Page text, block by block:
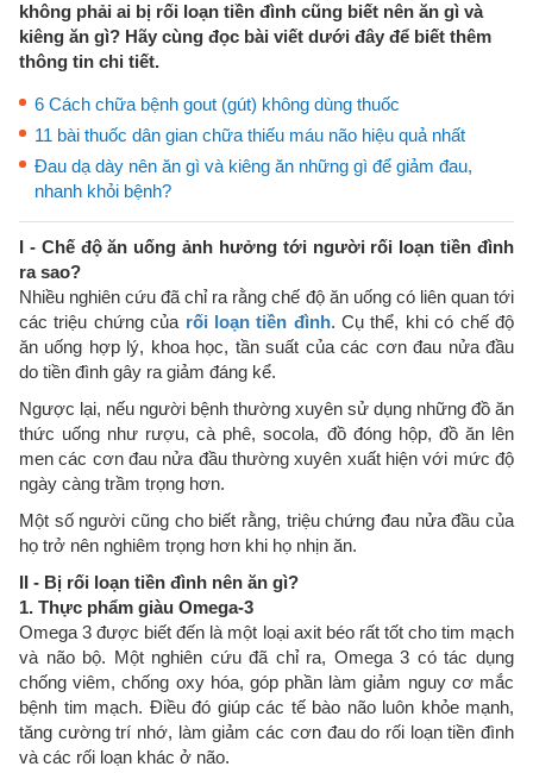
không phải ai bị rối loạn tiền đình cũng biết nên ăn gì và
kiêng ăn gì? Hãy cùng đọc bài viết dưới đây để biết thêm
thông tin chi tiết.
6 Cách chữa bệnh gout (gút) không dùng thuốc
11 bài thuốc dân gian chữa thiếu máu não hiệu quả nhất
Đau dạ dày nên ăn gì và kiêng ăn những gì để giảm đau,
nhanh khỏi bệnh?
I - Chế độ ăn uống ảnh hưởng tới người rối loạn tiền đình
ra sao?
Nhiều nghiên cứu đã chỉ ra rằng chế độ ăn uống có liên quan tới
các triệu chứng của rối loạn tiền đình. Cụ thể, khi có chế độ
ăn uống hợp lý, khoa học, tần suất của các cơn đau nửa đầu
do tiền đình gây ra giảm đáng kể.
Ngược lại, nếu người bệnh thường xuyên sử dụng những đồ ăn
thức uống như rượu, cà phê, socola, đồ đóng hộp, đồ ăn lên
men các cơn đau nửa đầu thường xuyên xuất hiện với mức độ
ngày càng trầm trọng hơn.
Một số người cũng cho biết rằng, triệu chứng đau nửa đầu của
họ trở nên nghiêm trọng hơn khi họ nhịn ăn.
II - Bị rối loạn tiền đình nên ăn gì?
1. Thực phẩm giàu Omega-3
Omega 3 được biết đến là một loại axit béo rất tốt cho tim mạch
và não bộ. Một nghiên cứu đã chỉ ra, Omega 3 có tác dụng
chống viêm, chống oxy hóa, góp phần làm giảm nguy cơ mắc
bệnh tim mạch. Điều đó giúp các tế bào não luôn khỏe mạnh,
tăng cường trí nhớ, làm giảm các cơn đau do rối loạn tiền đình
và các rối loạn khác ở não.